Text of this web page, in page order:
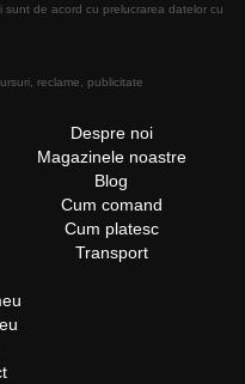
de acord cu prelucrarea datelor cu
reclame, publicitate
Despre noi
Magazinele noastre
Blog
Cum comand
Cum platesc
Transport